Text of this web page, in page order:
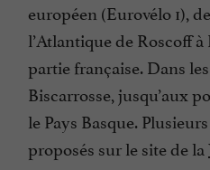
européen (Eurovélo 1),
l’Atlantique de Roscoff
partie française. Dans
Biscarrosse, jusqu’aux
le Pays Basque.
proposés sur le site de la